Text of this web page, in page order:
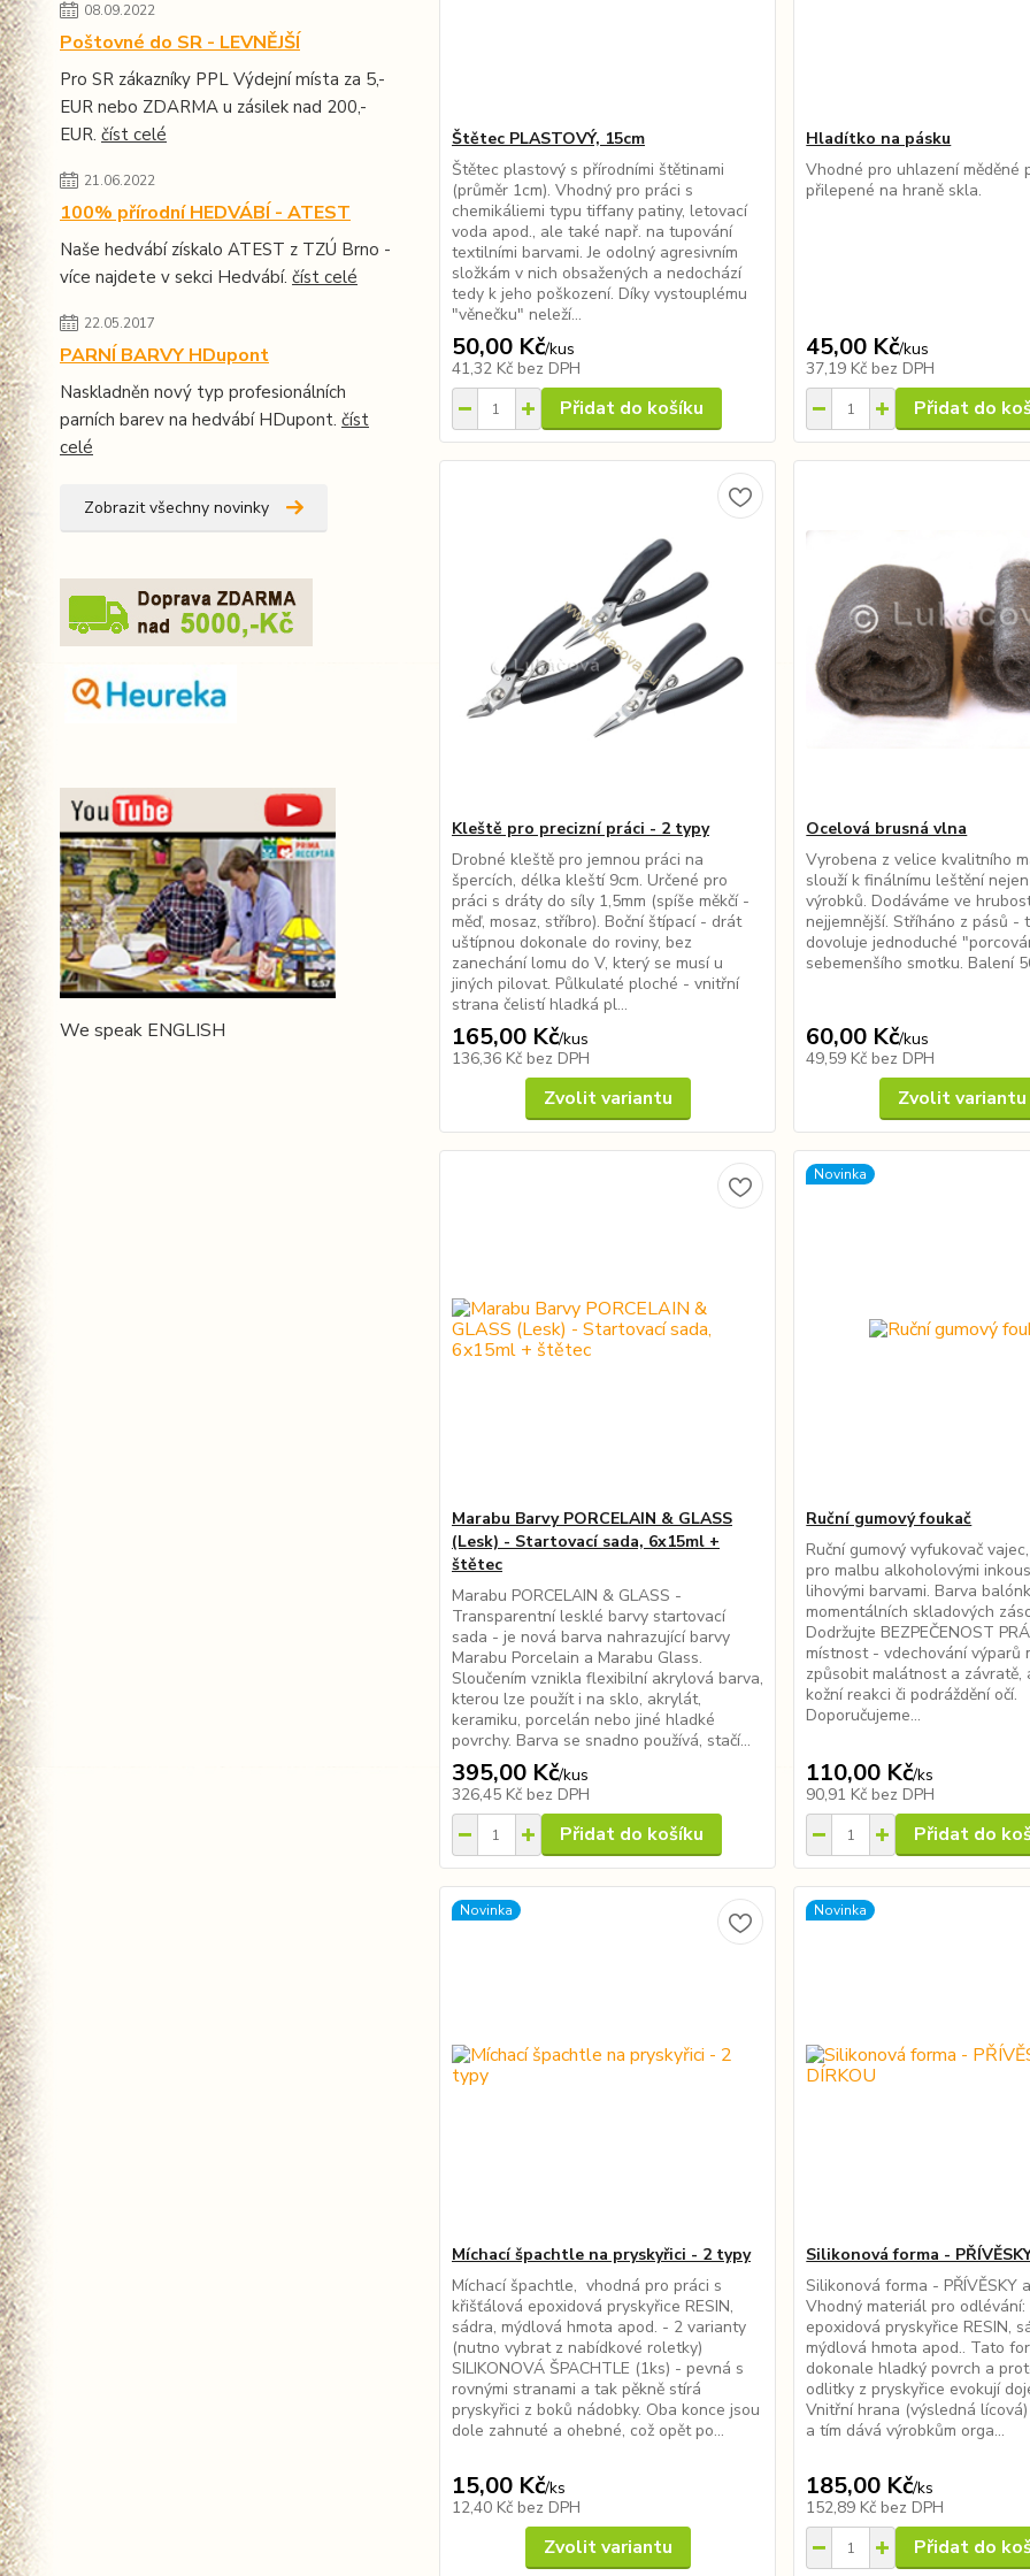
08.09.2022
Poštovné do SR - LEVNĚJŠÍ
Pro SR zákazníky PPL Výdejní místa za 5,-
EUR nebo ZDARMA u zásilek nad 200,-
EUR. číst celé
21.06.2022
100% přírodní HEDVÁBÍ - ATEST
Naše hedvábí získalo ATEST z TZÚ Brno -
více najdete v sekci Hedvábí. číst celé
22.05.2017
PARNÍ BARVY HDupont
Naskladněn nový typ profesionálních
parních barev na hedvábí HDupont. číst
celé
Zobrazit všechny novinky
We speak ENGLISH
Štětec PLASTOVÝ, 15cm
Štětec plastový s přírodními štětinami
(průměr 1cm). Vhodný pro práci s
chemikáliemi typu tiffany patiny, letovací
voda apod., ale také např. na tupování
textilními barvami. Je odolný agresivním
složkám v nich obsažených a nedochází
tedy k jeho poškození. Díky vystouplému
"věnečku" neleží...
50,00 Kč/kus
41,32 Kč bez DPH
Přidat do košíku
Hladítko na pásku
Vhodné pro uhlazení měděné
přilepené na hraně skla.
45,00 Kč/kus
37,19 Kč bez DPH
Přidat do
Kleště pro precizní práci - 2 typy
Drobné kleště pro jemnou práci na
špercích, délka kleští 9cm. Určené pro
práci s dráty do síly 1,5mm (spíše měkčí -
měď, mosaz, stříbro). Boční štípací - drát
uštípnou dokonale do roviny, bez
zanechání lomu do V, který se musí u
jiných pilovat. Půlkulaté ploché - vnitřní
strana čelistí hladká pl...
165,00 Kč/kus
136,36 Kč bez DPH
Zvolit variantu
Ocelová brusná vlna
Vyrobena z velice kvalitního
slouží k finálnímu leštění
výrobků. Dodáváme ve
nejjemnější. Stříháno z pásů -
dovoluje jednoduché
sebemenšího smotku. Balení
60,00 Kč/kus
49,59 Kč bez DPH
Zvolit variantu
Marabu Barvy PORCELAIN & GLASS
(Lesk) - Startovací sada, 6x15ml +
štětec
Marabu PORCELAIN & GLASS -
Transparentní lesklé barvy startovací
sada - je nová barva nahrazující barvy
Marabu Porcelain a Marabu Glass.
Sloučením vznikla flexibilní akrylová barva,
kterou lze použít i na sklo, akrylát,
keramiku, porcelán nebo jiné hladké
povrchy. Barva se snadno používá, stačí...
395,00 Kč/kus
326,45 Kč bez DPH
Přidat do košíku
Novinka
Ruční gumový foukač
Ruční gumový vyfukovač
pro malbu alkoholovými
lihovými barvami. Barva
momentálních skladových
Dodržujte BEZPEČENOST
místnost - vdechování výparů
způsobit malátnost a závratě,
kožní reakci či podráždění očí.
Doporučujeme...
110,00 Kč/ks
90,91 Kč bez DPH
Přidat do
Novinka
Míchací špachtle na pryskyřici - 2 typy
Míchací špachtle, vhodná pro práci s
křišťálová epoxidová pryskyřice RESIN,
sádra, mýdlová hmota apod. - 2 varianty
(nutno vybrat z nabídkové roletky)
SILIKONOVÁ ŠPACHTLE (1ks) - pevná s
rovnými stranami a tak pěkně stírá
pryskyřici z boků nádobky. Oba konce jsou
dole zahnuté a ohebné, což opět po...
15,00 Kč/ks
12,40 Kč bez DPH
Zvolit variantu
Novinka
Silikonová forma -
Silikonová forma - PŘÍVĚSKY a
Vhodný materiál pro
epoxidová pryskyřice RESIN,
mýdlová hmota apod.. Tato
dokonale hladký povrch a
odlitky z pryskyřice evokují
Vnitřní hrana (výsledná
a tím dává výrobkům orga...
185,00 Kč/ks
152,89 Kč bez DPH
Přidat do